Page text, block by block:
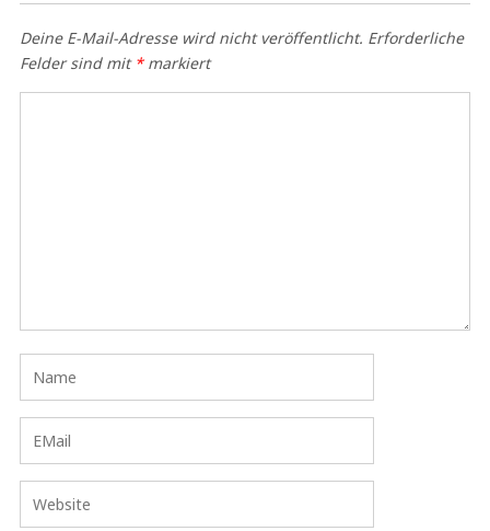
Deine E-Mail-Adresse wird nicht veröffentlicht. Erforderliche
Felder sind mit *markiert